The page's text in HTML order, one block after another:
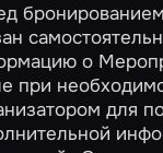
о
при
для